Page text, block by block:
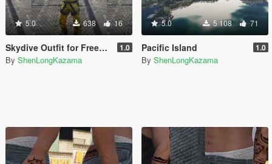
5.0 638 16
Skydive Outfit for Freemode/MP Male 1.0
By ShenLongKazama
5.0 5 108 71
Pacific Island 1.0
By ShenLongKazama